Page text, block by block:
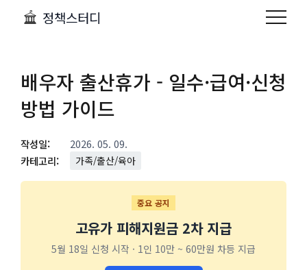
정책스터디
배우자 출산휴가 - 일수·급여·신청
방법 가이드
작성일:
2026. 05. 09.
카테고리:
가족/출산/육아
중요 공지
고유가 피해지원금 2차 지급
5월 18일 신청 시작 · 1인 10만 ~ 60만원 차등 지급